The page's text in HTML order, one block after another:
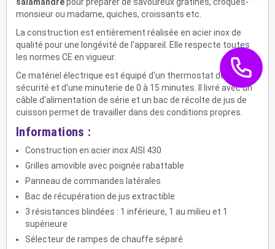
monsieur ou madame, quiches, croissants etc.
La construction est entièrement réalisée en acier inox de
qualité pour une longévité de l'appareil. Elle respecte toutes
les normes CE en vigueur.
Ce matériel électrique est équipé d'un thermostat de
sécurité et d'une minuterie de 0 à 15 minutes. Il livré avec un
câble d'alimentation de série et un bac de récolte de jus de
cuisson permet de travailler dans des conditions propres.
Informations :
Construction en acier inox AISI 430
Grilles amovible avec poignée rabattable
Panneau de commandes latérales
Bac de récupération de jus extractible
3 résistances blindées : 1 inférieure, 1 au milieu et 1
supérieure
Sélecteur de rampes de chauffe séparé